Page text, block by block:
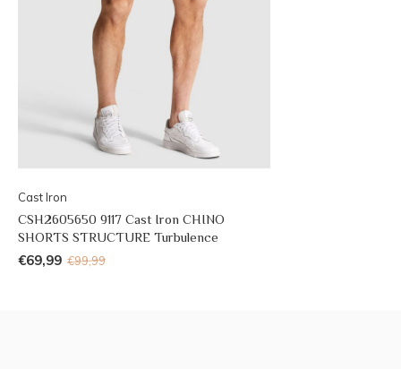
Cast Iron
CSH2605650 9117 Cast Iron CHINO
SHORTS STRUCTURE Turbulence
€69,99 €99,99